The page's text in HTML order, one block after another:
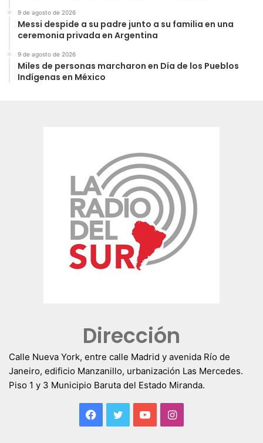
9 de agosto de 2026
Messi despide a su padre junto a su familia en una
ceremonia privada en Argentina
9 de agosto de 2026
Miles de personas marcharon en Día de los Pueblos
Indígenas en México
Dirección
Calle Nueva York, entre calle Madrid y avenida Río de
Janeiro, edificio Manzanillo, urbanización Las Mercedes.
Piso 1 y 3 Municipio Baruta del Estado Miranda.
Facebook
TwitterYouTubeInstagram